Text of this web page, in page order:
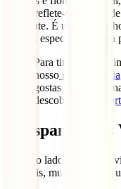
Vida” reflete-se na
ambiente. É um dos
, especialmente
Para tirares o
nosso roteiro de
gostas de
descobre os
6. Espanha:
Aqui ao lado, os nossos
incríveis, muitas vezes a